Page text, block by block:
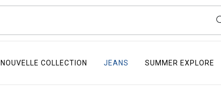
NOUVELLE COLLECTION JEANS SUMMER EXPLORE